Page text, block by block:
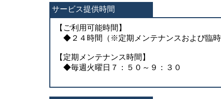
サービス提供時間
【ご利用可能時間】
◆２４時間（※定期メンテナンスおよび臨時
【定期メンテナンス時間】
◆毎週火曜日７：５０～９：３０